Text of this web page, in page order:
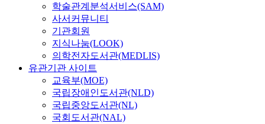
학술관계분석서비스(SAM)
사서커뮤니티
기관회원
지식나눔(LOOK)
의학전자도서관(MEDLIS)
유관기관 사이트
교육부(MOE)
국립장애인도서관(NLD)
국립중앙도서관(NL)
국회도서관(NAL)